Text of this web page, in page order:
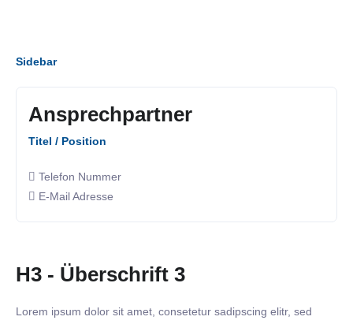
Sidebar
Ansprechpartner
Titel / Position
Telefon Nummer
E-Mail Adresse
H3 - Überschrift 3
Lorem ipsum dolor sit amet, consetetur sadipscing elitr, sed